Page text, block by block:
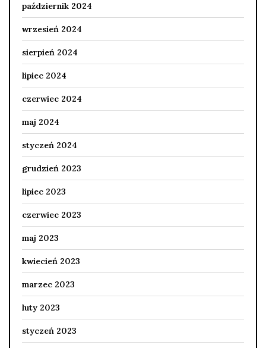
październik 2024
wrzesień 2024
sierpień 2024
lipiec 2024
czerwiec 2024
maj 2024
styczeń 2024
grudzień 2023
lipiec 2023
czerwiec 2023
maj 2023
kwiecień 2023
marzec 2023
luty 2023
styczeń 2023